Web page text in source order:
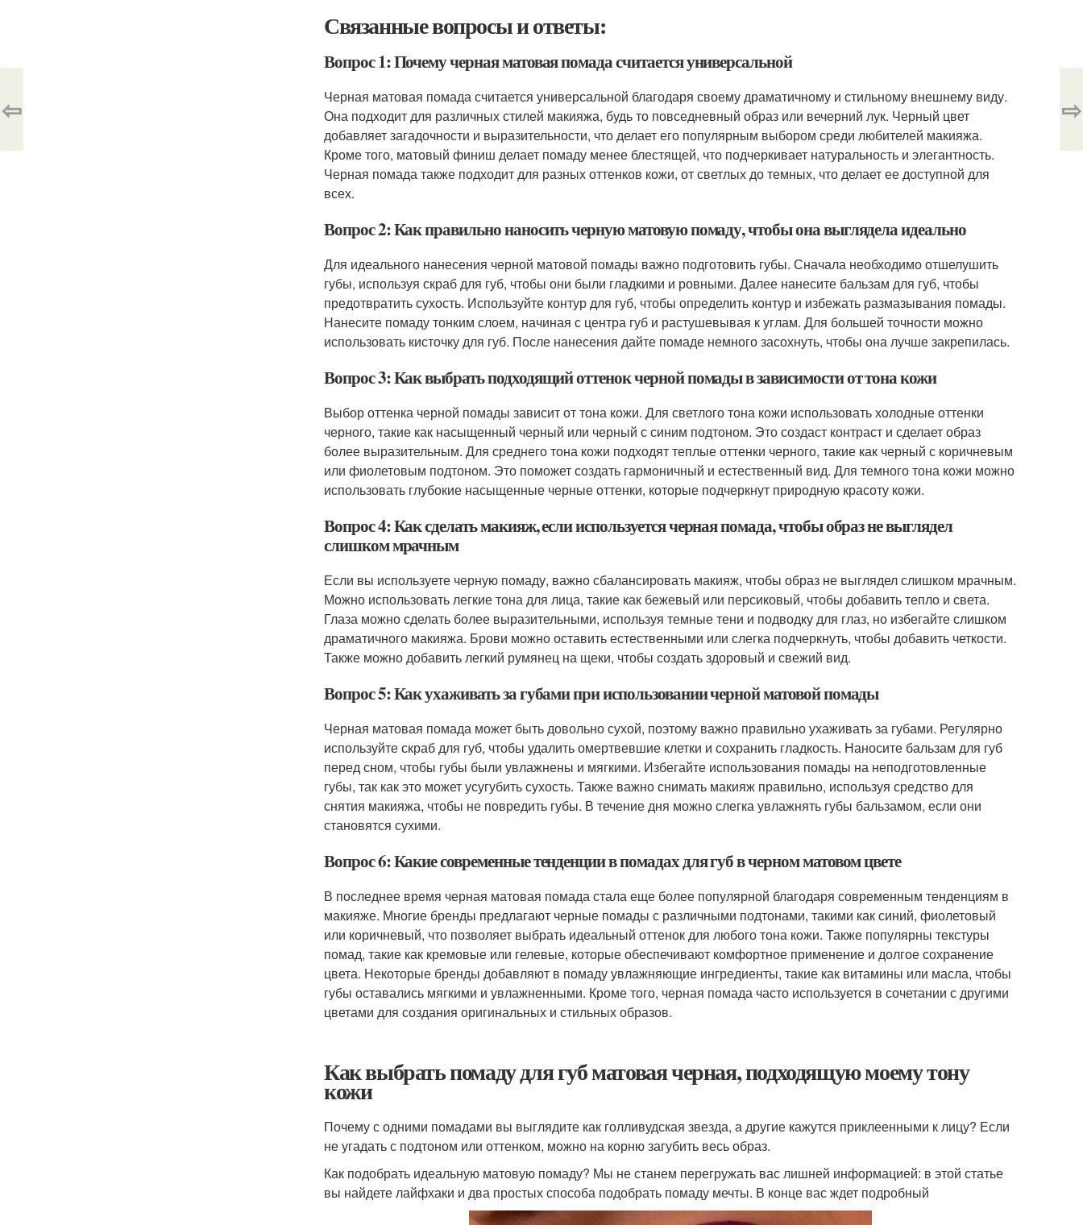
Связанные вопросы и ответы:
Вопрос 1: Почему черная матовая помада считается универсальной
Черная матовая помада считается универсальной благодаря своему драматичному и стильному внешнему виду.
Она подходит для различных стилей макияжа, будь то повседневный образ или вечерний лук. Черный цвет
добавляет загадочности и выразительности, что делает его популярным выбором среди любителей макияжа.
Кроме того, матовый финиш делает помаду менее блестящей, что подчеркивает натуральность и элегантность.
Черная помада также подходит для разных оттенков кожи, от светлых до темных, что делает ее доступной для
всех.
Вопрос 2: Как правильно наносить черную матовую помаду, чтобы она выглядела идеально
Для идеального нанесения черной матовой помады важно подготовить губы. Сначала необходимо отшелушить
губы, используя скраб для губ, чтобы они были гладкими и ровными. Далее нанесите бальзам для губ, чтобы
предотвратить сухость. Используйте контур для губ, чтобы определить контур и избежать размазывания помады.
Нанесите помаду тонким слоем, начиная с центра губ и растушевывая к углам. Для большей точности можно
использовать кисточку для губ. После нанесения дайте помаде немного засохнуть, чтобы она лучше закрепилась.
Вопрос 3: Как выбрать подходящий оттенок черной помады в зависимости от тона кожи
Выбор оттенка черной помады зависит от тона кожи. Для светлого тона кожи использовать холодные оттенки
черного, такие как насыщенный черный или черный с синим подтоном. Это создаст контраст и сделает образ
более выразительным. Для среднего тона кожи подходят теплые оттенки черного, такие как черный с коричневым
или фиолетовым подтоном. Это поможет создать гармоничный и естественный вид. Для темного тона кожи можно
использовать глубокие насыщенные черные оттенки, которые подчеркнут природную красоту кожи.
Вопрос 4: Как сделать макияж, если используется черная помада, чтобы образ не выглядел
слишком мрачным
Если вы используете черную помаду, важно сбалансировать макияж, чтобы образ не выглядел слишком мрачным.
Можно использовать легкие тона для лица, такие как бежевый или персиковый, чтобы добавить тепло и света.
Глаза можно сделать более выразительными, используя темные тени и подводку для глаз, но избегайте слишком
драматичного макияжа. Брови можно оставить естественными или слегка подчеркнуть, чтобы добавить четкости.
Также можно добавить легкий румянец на щеки, чтобы создать здоровый и свежий вид.
Вопрос 5: Как ухаживать за губами при использовании черной матовой помады
Черная матовая помада может быть довольно сухой, поэтому важно правильно ухаживать за губами. Регулярно
используйте скраб для губ, чтобы удалить омертвевшие клетки и сохранить гладкость. Наносите бальзам для губ
перед сном, чтобы губы были увлажнены и мягкими. Избегайте использования помады на неподготовленные
губы, так как это может усугубить сухость. Также важно снимать макияж правильно, используя средство для
снятия макияжа, чтобы не повредить губы. В течение дня можно слегка увлажнять губы бальзамом, если они
становятся сухими.
Вопрос 6: Какие современные тенденции в помадах для губ в черном матовом цвете
В последнее время черная матовая помада стала еще более популярной благодаря современным тенденциям в
макияже. Многие бренды предлагают черные помады с различными подтонами, такими как синий, фиолетовый
или коричневый, что позволяет выбрать идеальный оттенок для любого тона кожи. Также популярны текстуры
помад, такие как кремовые или гелевые, которые обеспечивают комфортное применение и долгое сохранение
цвета. Некоторые бренды добавляют в помаду увлажняющие ингредиенты, такие как витамины или масла, чтобы
губы оставались мягкими и увлажненными. Кроме того, черная помада часто используется в сочетании с другими
цветами для создания оригинальных и стильных образов.
Как выбрать помаду для губ матовая черная, подходящую моему тону
кожи
Почему с одними помадами вы выглядите как голливудская звезда, а другие кажутся приклеенными к лицу? Если
не угадать с подтоном или оттенком, можно на корню загубить весь образ.
Как подобрать идеальную матовую помаду? Мы не станем перегружать вас лишней информацией: в этой статье
вы найдете лайфхаки и два простых способа подобрать помаду мечты. В конце вас ждет подробный
⇦ ⇨